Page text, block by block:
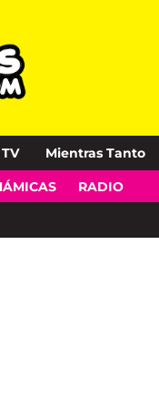
Mientras Tanto
RADIO